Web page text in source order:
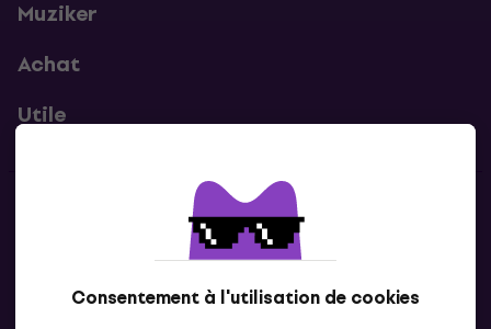
Consentement à l'utilisation de cookies
Muziker
Achat
Utile
Contacts
Contacte nous